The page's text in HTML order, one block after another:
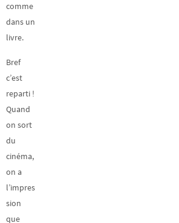
comme
dans un
livre.
Bref
c’est
reparti !
Quand
on sort
du
cinéma,
on a
l’impres
sion
que